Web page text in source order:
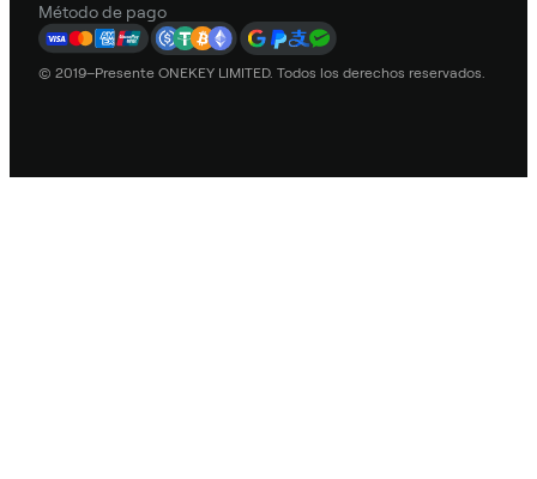
Método de pago
© 2019–Presente ONEKEY LIMITED. Todos los derechos reservados.